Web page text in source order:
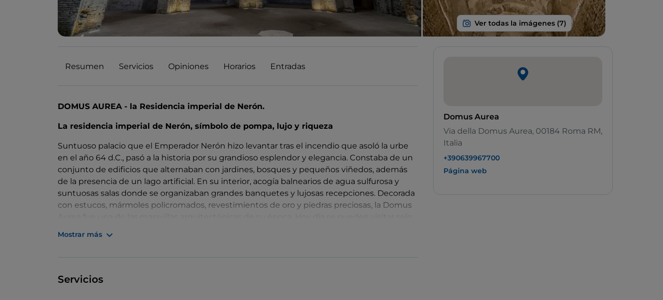
Resumen Servicios Opiniones Horarios Entradas
DOMUS AUREA - la Residencia imperial de Nerón.
La residencia imperial de Nerón, símbolo de pompa, lujo y riqueza
Suntuoso palacio que el Emperador Nerón hizo levantar tras el incendio que asoló la urbe
en el año 64 d.C., pasó a la historia por su grandioso esplendor y elegancia. Constaba de un
conjunto de edificios que alternaban con jardines, bosques y pequeños viñedos, además
de la presencia de un lago artificial. En su interior, acogía balnearios de agua sulfurosa y
suntuosas salas donde se organizaban grandes banquetes y lujosas recepciones. Decorada
con estucos, mármoles policromados, revestimientos de oro y piedras preciosas, la Domus
Mostrar más
Servicios
Domus Aurea
Via della Domus Aurea, 00184 Roma RM,
Italia
+390639967700
Página web